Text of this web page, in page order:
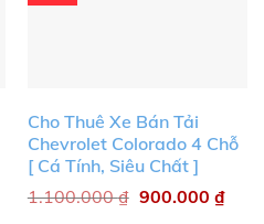
Cho Thuê Xe Bán Tải
Chevrolet Colorado 4 Chỗ
[ Cá Tính, Siêu Chất ]
1.100.000₫ 900.000 ₫